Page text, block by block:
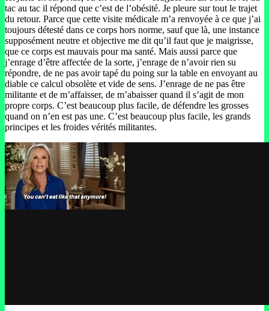
tac au tac il répond que c’est de l’obésité. Je pleure sur tout le trajet
du retour. Parce que cette visite médicale m’a renvoyée à ce que j’ai
toujours détesté dans ce corps hors norme, sauf que là, une instance
supposément neutre et objective me dit qu’il faut que je maigrisse,
que ce corps est mauvais pour ma santé. Mais aussi parce que
j’enrage d’être affectée de la sorte, j’enrage de n’avoir rien su
répondre, de ne pas avoir tapé du poing sur la table en envoyant au
diable ce calcul obsolète et vide de sens. J’enrage de ne pas être
militante et de m’affaisser, de m’abaisser quand il s’agit de mon
propre corps. C’est beaucoup plus facile, de défendre les grosses
quand on n’en est pas une. C’est beaucoup plus facile, les grands
principes et les froides vérités militantes.